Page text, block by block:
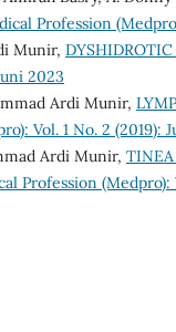
Profession
Munir,
2023
Ardi Munir,
Vol. 1 No. 2 (2019):
Ardi Munir, TINEA
Profession